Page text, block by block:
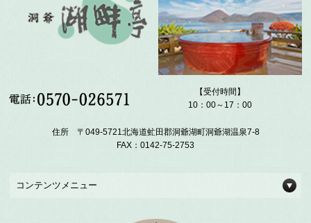
【受付時間】
10：00～17：00
住所 〒049-5721北海道虻田郡洞爺湖町洞爺湖温泉7-8
FAX：0142-75-2753
コンテンツメニュー